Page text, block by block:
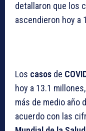
detallaron que los
ascendieron hoy a
Los casos de
hoy a 13.1
más de medio año
acuerdo con las